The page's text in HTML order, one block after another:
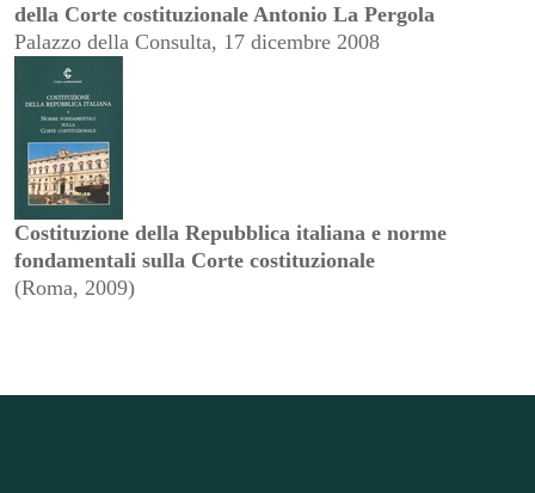
della Corte costituzionale Antonio La Pergola
Palazzo della Consulta, 17 dicembre 2008
Costituzione della Repubblica italiana e norme
fondamentali sulla Corte costituzionale
(Roma, 2009)